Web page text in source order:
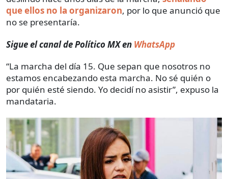
que ellos no la organizaron, por lo que anunció que
no se presentaría.
Sigue el canal de Político MX en WhatsApp
“La marcha del día 15. Que sepan que nosotros no
estamos encabezando esta marcha. No sé quién o
por quién esté siendo. Yo decidí no asistir”, expuso la
mandataria.